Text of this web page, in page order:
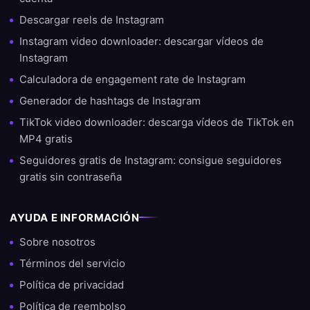
podemos ofrecer resultados estables y seguros que se ajustan
a las directrices actuales de cada plataforma.
En los últimos años hemos ayudado a más de medio millón de
clientes, desde creadores principiantes hasta empresas y
artistas que quieren aumentar su alcance. Esta experiencia nos
ofrecer asesoramiento sobre la mejor estrategia de crecimiento.
¿Listo para crecer?
¿Quieres empezar hoy mismo a hacer crecer tu cuenta?
Entonces elige SocialKings y descubre por ti mismo por qué
visualizaciones.
Descargar reels de Instagram
Instagram video downloader: descargar vídeos de
Instagram
Calculadora de engagement rate de Instagram
Generador de hashtags de Instagram
TikTok video downloader: descarga vídeos de TikTok en
MP4 gratis
Seguidores gratis de Instagram: consigue seguidores
gratis sin contraseña
AYUDA E INFORMACIÓN
Sobre nosotros
Términos del servicio
Política de privacidad
Política de reembolso